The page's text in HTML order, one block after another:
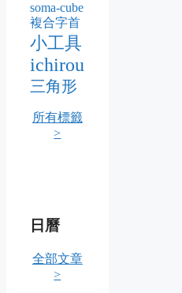
soma-cube
複合字首
小工具
ichirou
三角形
所有標籤
>
日曆
全部文章
>